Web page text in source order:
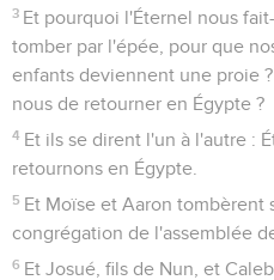
3 Et pourquoi l'Éternel nous
tomber par l'épée, pour que
enfants deviennent une proie
nous de retourner en Égypte ?
4 Et ils se dirent l'un à l'autre :
retournons en Égypte.
5 Et Moïse et Aaron tombèrent
congrégation de l'assemblée
6 Et Josué, fils de Nun, et